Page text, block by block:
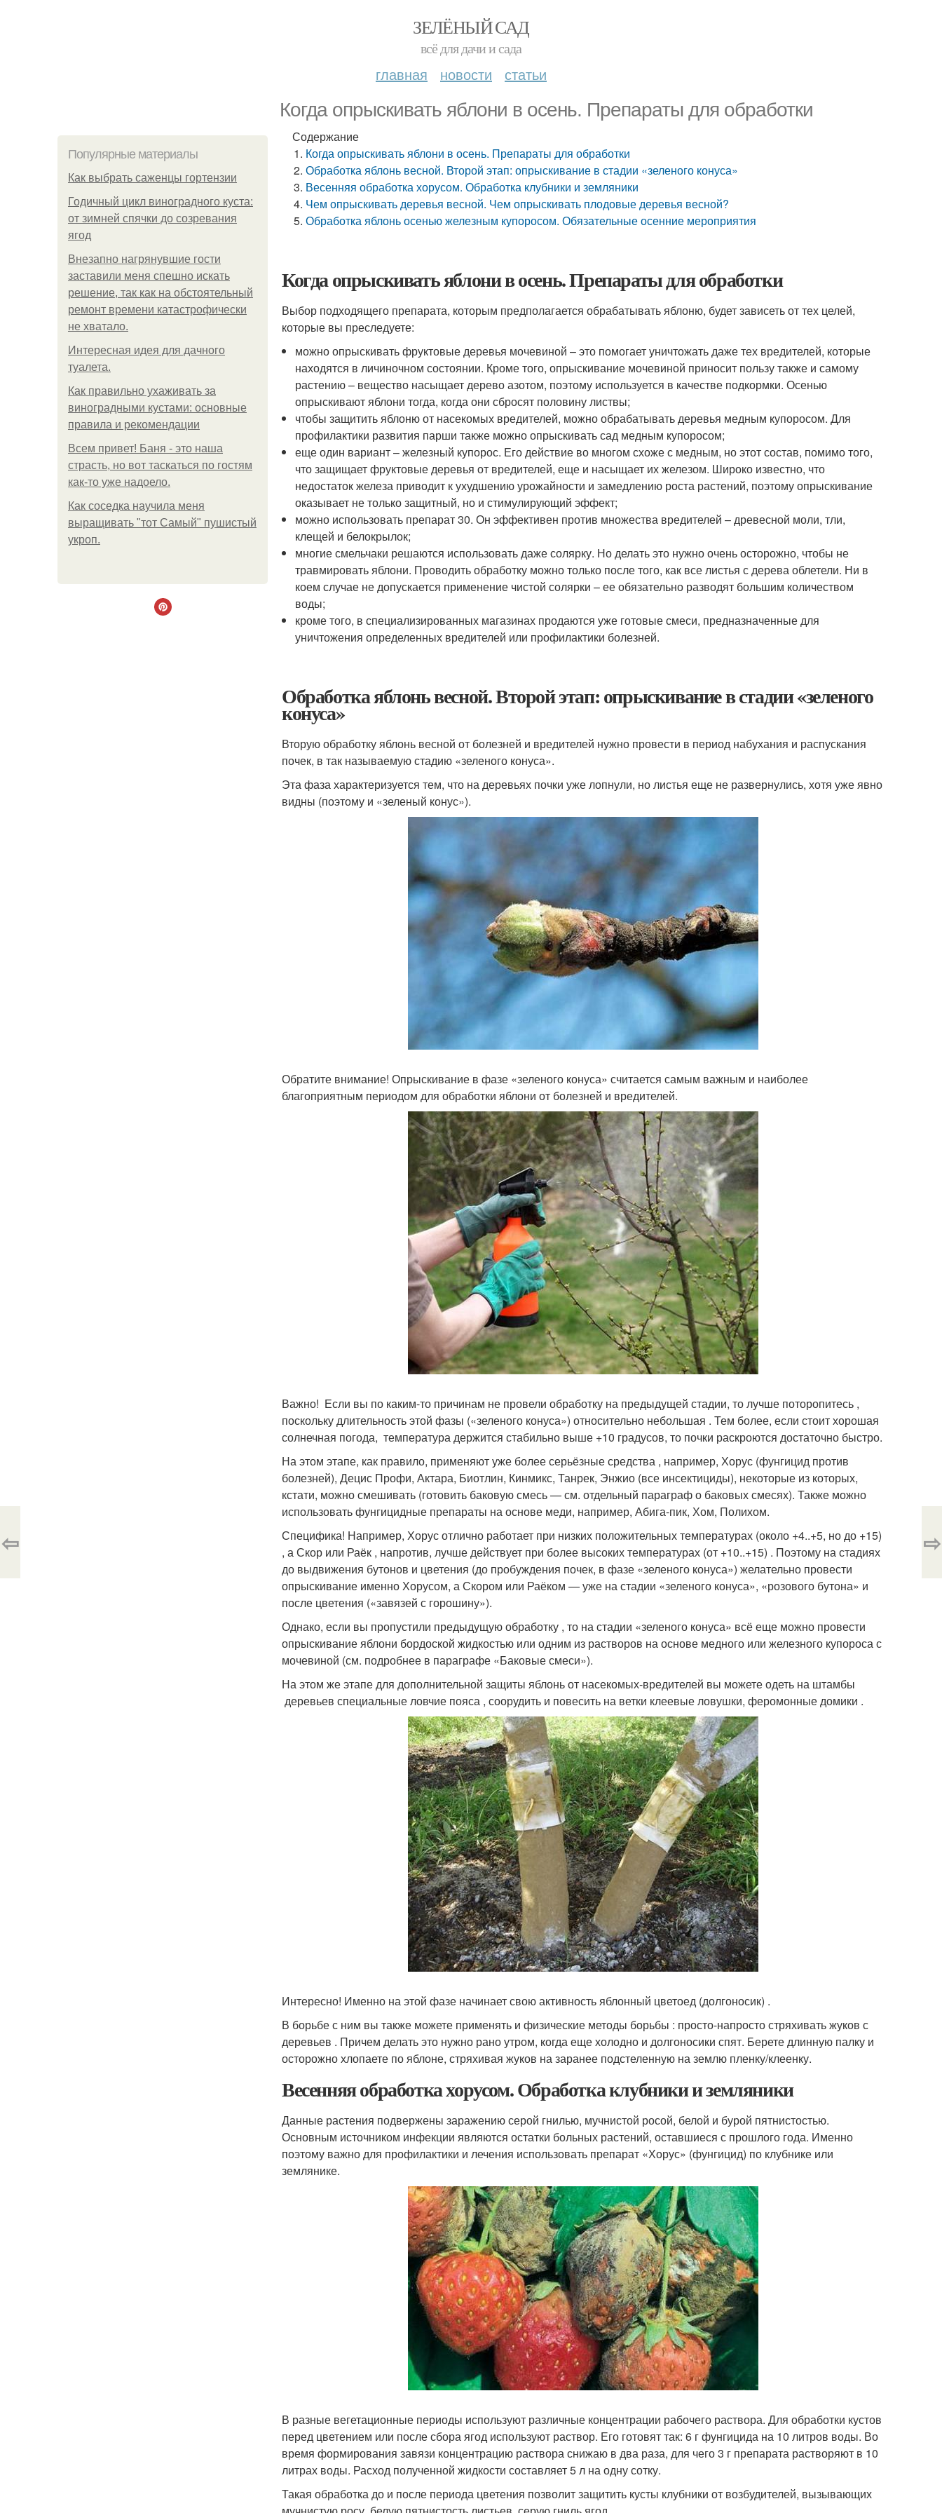
ЗЕЛЁНЫЙ САД
всё для дачи и сада
главная новости статьи
Когда опрыскивать яблони в осень. Препараты для обработки
Популярные материалы
Как выбрать саженцы гортензии
Годичный цикл виноградного куста:
от зимней спячки до созревания
ягод
Внезапно нагрянувшие гости
заставили меня спешно искать
решение, так как на обстоятельный
ремонт времени катастрофически
не хватало.
Интересная идея для дачного
туалета.
Как правильно ухаживать за
виноградными кустами: основные
правила и рекомендации
Всем привет! Баня - это наша
страсть, но вот таскаться по гостям
как-то уже надоело.
Как соседка научила меня
выращивать "тот Самый" пушистый
укроп.
Содержание
Когда опрыскивать яблони в осень. Препараты для обработки
Обработка яблонь весной. Второй этап: опрыскивание в стадии «зеленого конуса»
Весенняя обработка хорусом. Обработка клубники и земляники
Чем опрыскивать деревья весной. Чем опрыскивать плодовые деревья весной?
Обработка яблонь осенью железным купоросом. Обязательные осенние мероприятия
Когда опрыскивать яблони в осень. Препараты для обработки
Выбор подходящего препарата, которым предполагается обрабатывать яблоню, будет зависеть от тех целей,
которые вы преследуете:
можно опрыскивать фруктовые деревья мочевиной – это помогает уничтожать даже тех вредителей, которые
находятся в личиночном состоянии. Кроме того, опрыскивание мочевиной приносит пользу также и самому
растению – вещество насыщает дерево азотом, поэтому используется в качестве подкормки. Осенью
опрыскивают яблони тогда, когда они сбросят половину листвы;
чтобы защитить яблоню от насекомых вредителей, можно обрабатывать деревья медным купоросом. Для
профилактики развития парши также можно опрыскивать сад медным купоросом;
еще один вариант – железный купорос. Его действие во многом схоже с медным, но этот состав, помимо того,
что защищает фруктовые деревья от вредителей, еще и насыщает их железом. Широко известно, что
недостаток железа приводит к ухудшению урожайности и замедлению роста растений, поэтому опрыскивание
оказывает не только защитный, но и стимулирующий эффект;
можно использовать препарат 30. Он эффективен против множества вредителей – древесной моли, тли,
клещей и белокрылок;
многие смельчаки решаются использовать даже солярку. Но делать это нужно очень осторожно, чтобы не
травмировать яблони. Проводить обработку можно только после того, как все листья с дерева облетели. Ни в
коем случае не допускается применение чистой солярки – ее обязательно разводят большим количеством
воды;
кроме того, в специализированных магазинах продаются уже готовые смеси, предназначенные для
уничтожения определенных вредителей или профилактики болезней.
Обработка яблонь весной. Второй этап: опрыскивание в стадии «зеленого
конуса»
Вторую обработку яблонь весной от болезней и вредителей нужно провести в период набухания и распускания
почек, в так называемую стадию «зеленого конуса».
Эта фаза характеризуется тем, что на деревьях почки уже лопнули, но листья еще не развернулись, хотя уже явно
видны (поэтому и «зеленый конус»).
Обратите внимание! Опрыскивание в фазе «зеленого конуса» считается самым важным и наиболее
благоприятным периодом для обработки яблони от болезней и вредителей.
Важно! Если вы по каким-то причинам не провели обработку на предыдущей стадии, то лучше поторопитесь ,
поскольку длительность этой фазы («зеленого конуса») относительно небольшая . Тем более, если стоит хорошая
солнечная погода, температура держится стабильно выше +10 градусов, то почки раскроются достаточно быстро.
На этом этапе, как правило, применяют уже более серьёзные средства , например, Хорус (фунгицид против
болезней), Децис Профи, Актара, Биотлин, Кинмикс, Танрек, Энжио (все инсектициды), некоторые из которых,
кстати, можно смешивать (готовить баковую смесь — см. отдельный параграф о баковых смесях). Также можно
использовать фунгицидные препараты на основе меди, например, Абига-пик, Хом, Полихом.
Специфика! Например, Хорус отлично работает при низких положительных температурах (около +4..+5, но до +15)
, а Скор или Раёк , напротив, лучше действует при более высоких температурах (от +10..+15) . Поэтому на стадиях
до выдвижения бутонов и цветения (до пробуждения почек, в фазе «зеленого конуса») желательно провести
опрыскивание именно Хорусом, а Скором или Раёком — уже на стадии «зеленого конуса», «розового бутона» и
после цветения («завязей с горошину»).
Однако, если вы пропустили предыдущую обработку , то на стадии «зеленого конуса» всё еще можно провести
опрыскивание яблони бордоской жидкостью или одним из растворов на основе медного или железного купороса с
мочевиной (см. подробнее в параграфе «Баковые смеси»).
На этом же этапе для дополнительной защиты яблонь от насекомых-вредителей вы можете одеть на штамбы
деревьев специальные ловчие пояса , соорудить и повесить на ветки клеевые ловушки, феромонные домики .
Интересно! Именно на этой фазе начинает свою активность яблонный цветоед (долгоносик) .
В борьбе с ним вы также можете применять и физические методы борьбы : просто-напросто стряхивать жуков с
деревьев . Причем делать это нужно рано утром, когда еще холодно и долгоносики спят. Берете длинную палку и
осторожно хлопаете по яблоне, стряхивая жуков на заранее подстеленную на землю пленку/клеенку.
Весенняя обработка хорусом. Обработка клубники и земляники
Данные растения подвержены заражению серой гнилью, мучнистой росой, белой и бурой пятнистостью.
Основным источником инфекции являются остатки больных растений, оставшиеся с прошлого года. Именно
поэтому важно для профилактики и лечения использовать препарат «Хорус» (фунгицид) по клубнике или
землянике.
В разные вегетационные периоды используют различные концентрации рабочего раствора. Для обработки кустов
перед цветением или после сбора ягод используют раствор. Его готовят так: 6 г фунгицида на 10 литров воды. Во
время формирования завязи концентрацию раствора снижаю в два раза, для чего 3 г препарата растворяют в 10
литрах воды. Расход полученной жидкости составляет 5 л на одну сотку.
Такая обработка до и после периода цветения позволит защитить кусты клубники от возбудителей, вызывающих
⇦ ⇨